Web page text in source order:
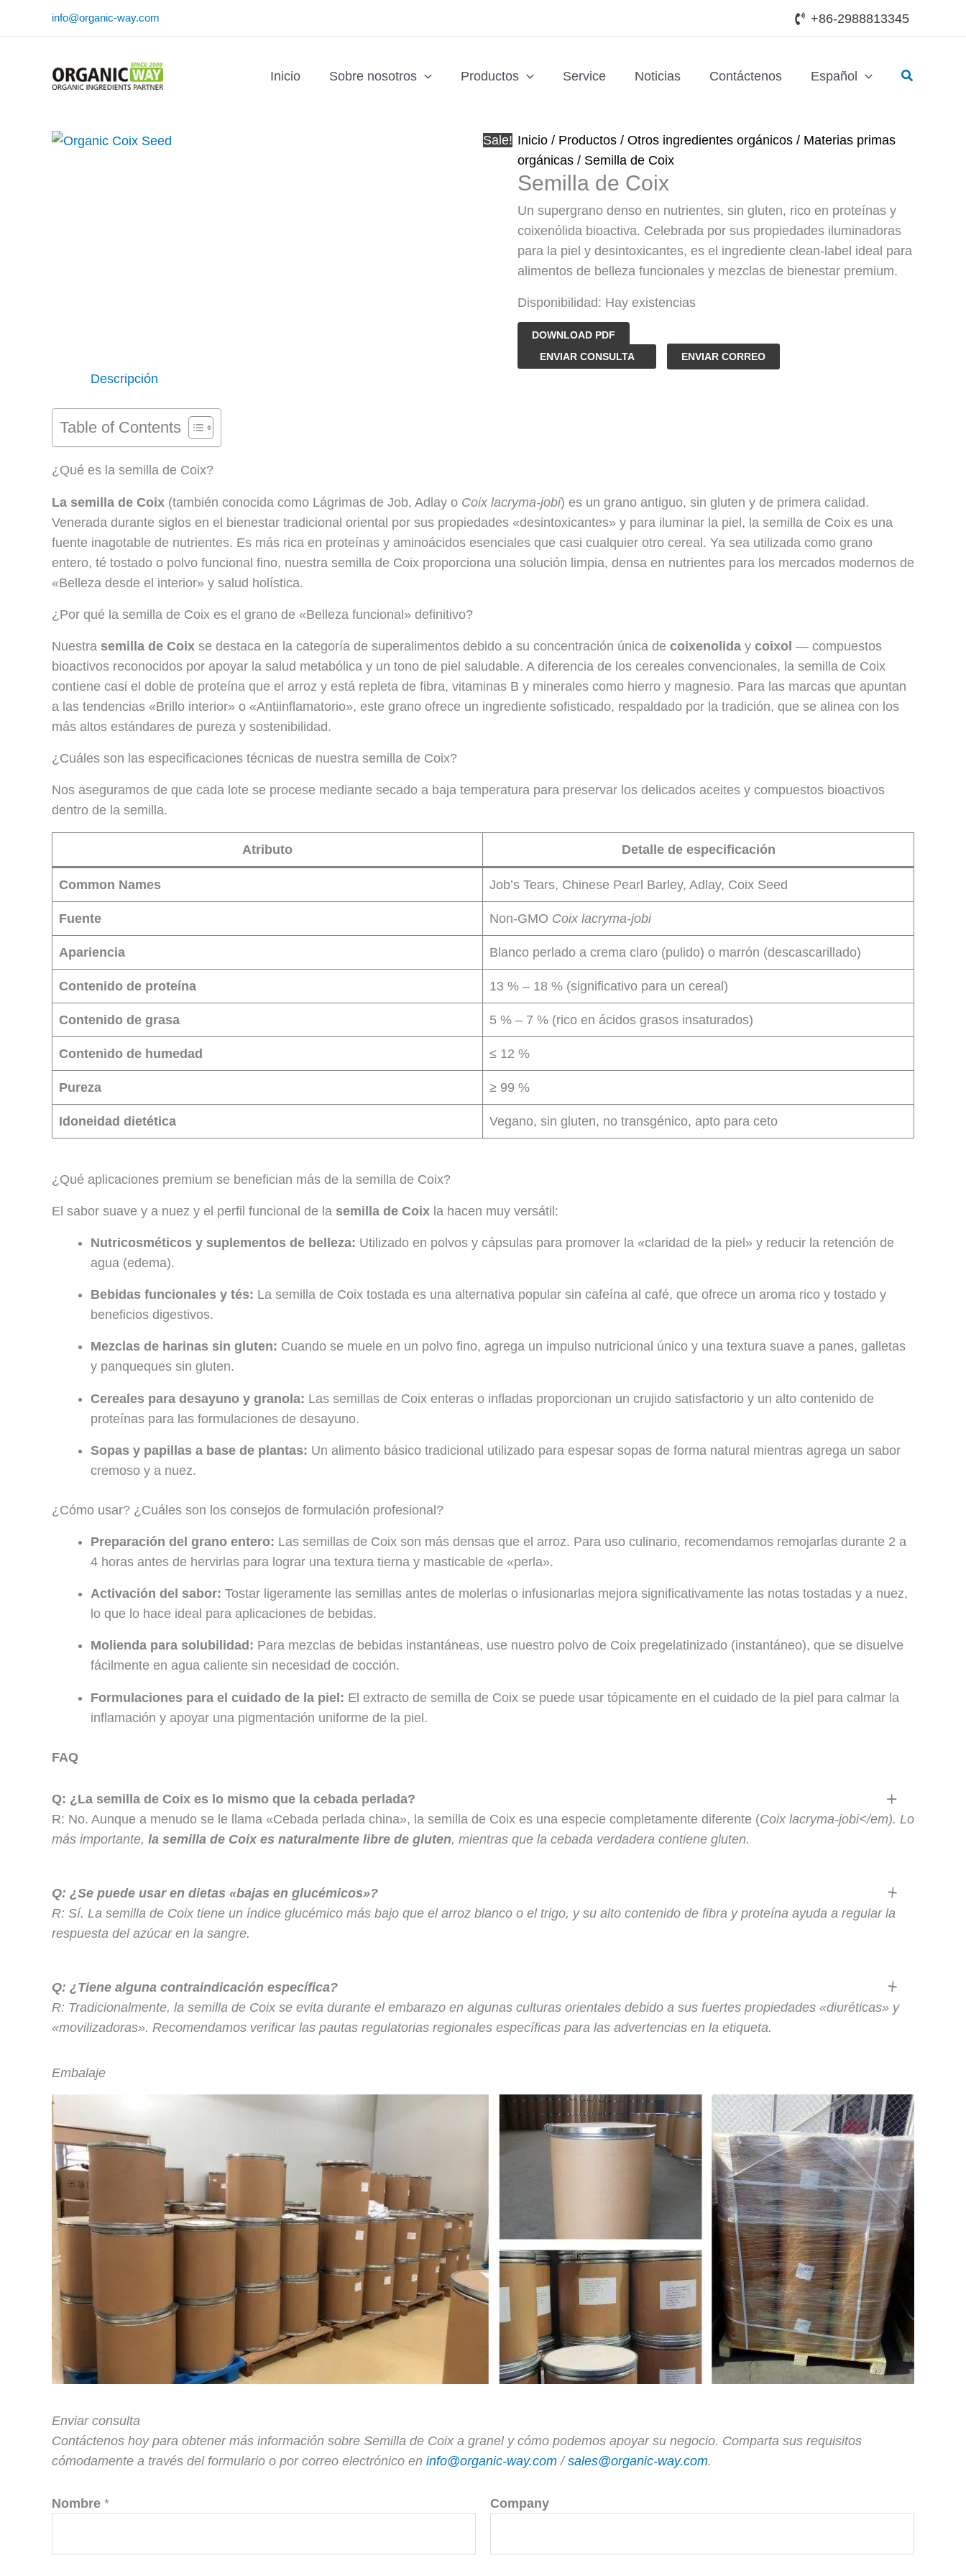
info@organic-way.com +86-2988813345
Inicio Sobre nosotros Productos Service Noticias Contáctenos Español Buscar
Sale! Inicio / Productos / Otros ingredientes orgánicos / Materias primas
orgánicas / Semilla de Coix
Semilla de Coix
Un supergrano denso en nutrientes, sin gluten, rico en proteínas y
coixenólida bioactiva. Celebrada por sus propiedades iluminadoras
para la piel y desintoxicantes, es el ingrediente clean-label ideal para
alimentos de belleza funcionales y mezclas de bienestar premium.
Disponibilidad: Hay existencias
DOWNLOAD PDF
SemillaENVIAR CONSULTA ENVIAR CORREO
Descripción
Table of Contents
¿Qué es la semilla de Coix?
La semilla de Coix (también conocida como Lágrimas de Job, Adlay o Coix lacryma-jobi) es un grano antiguo, sin gluten y de primera calidad.
Venerada durante siglos en el bienestar tradicional oriental por sus propiedades «desintoxicantes» y para iluminar la piel, la semilla de Coix es una
fuente inagotable de nutrientes. Es más rica en proteínas y aminoácidos esenciales que casi cualquier otro cereal. Ya sea utilizada como grano
entero, té tostado o polvo funcional fino, nuestra semilla de Coix proporciona una solución limpia, densa en nutrientes para los mercados modernos de
«Belleza desde el interior» y salud holística.
¿Por qué la semilla de Coix es el grano de «Belleza funcional» definitivo?
Nuestra semilla de Coix se destaca en la categoría de superalimentos debido a su concentración única de coixenolida y coixol — compuestos
bioactivos reconocidos por apoyar la salud metabólica y un tono de piel saludable. A diferencia de los cereales convencionales, la semilla de Coix
contiene casi el doble de proteína que el arroz y está repleta de fibra, vitaminas B y minerales como hierro y magnesio. Para las marcas que apuntan
a las tendencias «Brillo interior» o «Antiinflamatorio», este grano ofrece un ingrediente sofisticado, respaldado por la tradición, que se alinea con los
más altos estándares de pureza y sostenibilidad.
¿Cuáles son las especificaciones técnicas de nuestra semilla de Coix?
Nos aseguramos de que cada lote se procese mediante secado a baja temperatura para preservar los delicados aceites y compuestos bioactivos
dentro de la semilla.
Atributo Detalle de especificación
Common Names Job’s Tears, Chinese Pearl Barley, Adlay, Coix Seed
Fuente Non-GMO Coix lacryma-jobi
Apariencia Blanco perlado a crema claro (pulido) o marrón (descascarillado)
Contenido de proteína 13 % – 18 % (significativo para un cereal)
Contenido de grasa 5 % – 7 % (rico en ácidos grasos insaturados)
Contenido de humedad ≤ 12 %
Pureza ≥ 99 %
Idoneidad dietética Vegano, sin gluten, no transgénico, apto para ceto
¿Qué aplicaciones premium se benefician más de la semilla de Coix?
El sabor suave y a nuez y el perfil funcional de la semilla de Coix la hacen muy versátil:
Nutricosméticos y suplementos de belleza: Utilizado en polvos y cápsulas para promover la «claridad de la piel» y reducir la retención de
agua (edema).
Bebidas funcionales y tés: La semilla de Coix tostada es una alternativa popular sin cafeína al café, que ofrece un aroma rico y tostado y
beneficios digestivos.
Mezclas de harinas sin gluten: Cuando se muele en un polvo fino, agrega un impulso nutricional único y una textura suave a panes, galletas
y panqueques sin gluten.
Cereales para desayuno y granola: Las semillas de Coix enteras o infladas proporcionan un crujido satisfactorio y un alto contenido de
proteínas para las formulaciones de desayuno.
Sopas y papillas a base de plantas: Un alimento básico tradicional utilizado para espesar sopas de forma natural mientras agrega un sabor
cremoso y a nuez.
¿Cómo usar? ¿Cuáles son los consejos de formulación profesional?
Preparación del grano entero: Las semillas de Coix son más densas que el arroz. Para uso culinario, recomendamos remojarlas durante 2 a
4 horas antes de hervirlas para lograr una textura tierna y masticable de «perla».
Activación del sabor: Tostar ligeramente las semillas antes de molerlas o infusionarlas mejora significativamente las notas tostadas y a nuez,
lo que lo hace ideal para aplicaciones de bebidas.
Molienda para solubilidad: Para mezclas de bebidas instantáneas, use nuestro polvo de Coix pregelatinizado (instantáneo), que se disuelve
fácilmente en agua caliente sin necesidad de cocción.
Formulaciones para el cuidado de la piel: El extracto de semilla de Coix se puede usar tópicamente en el cuidado de la piel para calmar la
inflamación y apoyar una pigmentación uniforme de la piel.
FAQ
Q: ¿La semilla de Coix es lo mismo que la cebada perlada?
R: No. Aunque a menudo se le llama «Cebada perlada china», la semilla de Coix es una especie completamente diferente (Coix lacryma-jobi</em). Lo
más importante, la semilla de Coix es naturalmente libre de gluten, mientras que la cebada verdadera contiene gluten.
Q: ¿Se puede usar en dietas «bajas en glucémicos»?
R: Sí. La semilla de Coix tiene un índice glucémico más bajo que el arroz blanco o el trigo, y su alto contenido de fibra y proteína ayuda a regular la
respuesta del azúcar en la sangre.
Q: ¿Tiene alguna contraindicación específica?
R: Tradicionalmente, la semilla de Coix se evita durante el embarazo en algunas culturas orientales debido a sus fuertes propiedades «diuréticas» y
«movilizadoras». Recomendamos verificar las pautas regulatorias regionales específicas para las advertencias en la etiqueta.
Embalaje
Enviar consulta
Contáctenos hoy para obtener más información sobre Semilla de Coix a granel y cómo podemos apoyar su negocio. Comparta sus requisitos
cómodamente a través del formulario o por correo electrónico en info@organic-way.com /sales@organic-way.com.
Nombre * Company